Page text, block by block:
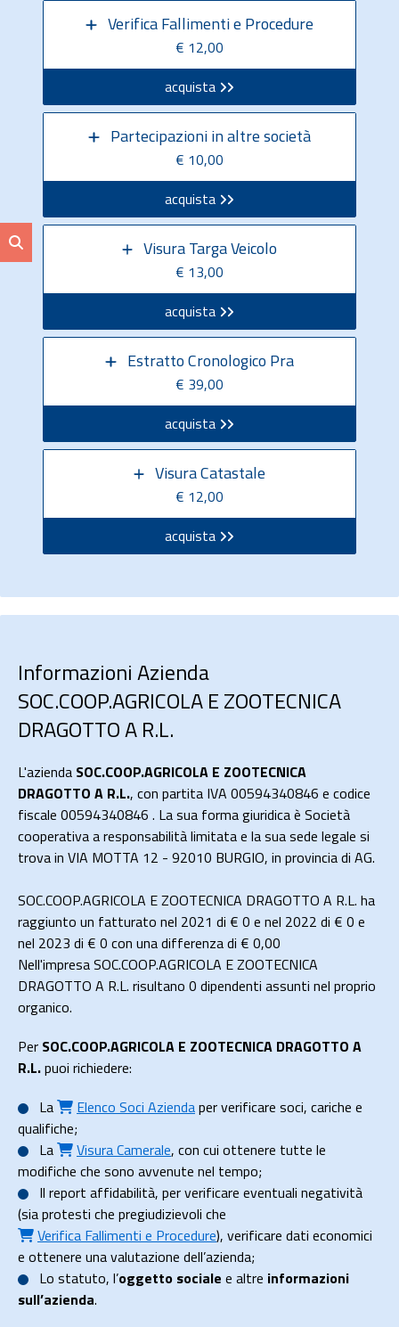
Verifica Fallimenti e Procedure
€ 12,00
acquista
Partecipazioni in altre società
€ 10,00
acquista
Visura Targa Veicolo
€ 13,00
acquista
Estratto Cronologico Pra
€ 39,00
acquista
Visura Catastale
€ 12,00
acquista
Informazioni Azienda
SOC.COOP.AGRICOLA E ZOOTECNICA
DRAGOTTO A R.L.
L'azienda SOC.COOP.AGRICOLA E ZOOTECNICA
DRAGOTTO A R.L., con partita IVA 00594340846 e codice
fiscale 00594340846 . La sua forma giuridica è Società
cooperativa a responsabilità limitata e la sua sede legale si
trova in VIA MOTTA 12 - 92010 BURGIO, in provincia di AG.
SOC.COOP.AGRICOLA E ZOOTECNICA DRAGOTTO A R.L. ha
raggiunto un fatturato nel 2021 di € 0 e nel 2022 di € 0 e
nel 2023 di € 0 con una differenza di € 0,00
Nell'impresa SOC.COOP.AGRICOLA E ZOOTECNICA
DRAGOTTO A R.L. risultano 0 dipendenti assunti nel proprio
organico.
Per SOC.COOP.AGRICOLA E ZOOTECNICA DRAGOTTO A
R.L.puoi richiedere:
La
Elenco Soci Aziendaper verificare soci, cariche e
qualifiche;
La
Visura Camerale, con cui ottenere tutte le
modifiche che sono avvenute nel tempo;
Il report affidabilità, per verificare eventuali negatività
(sia protesti che pregiudizievoli che
Verifica Fallimenti e Procedure), verificare dati economici
e ottenere una valutazione dell’azienda;
Lo statuto, l’oggetto sociale e altre informazioni
sull’azienda.